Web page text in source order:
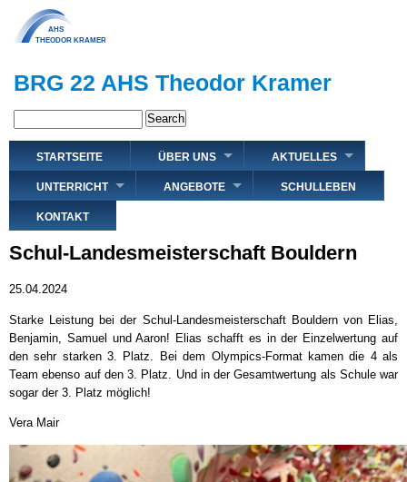
zum
Inhalt
BRG 22 AHS Theodor Kramer
Hauptnavigation
STARTSEITE ÜBER UNS AKTUELLES
UNTERRICHT ANGEBOTE SCHULLEBEN
KONTAKT
Schul-Landesmeisterschaft Bouldern
25.04.2024
Starke Leistung bei der Schul-Landesmeisterschaft Bouldern von Elias,
Benjamin, Samuel und Aaron! Elias schafft es in der Einzelwertung auf
den sehr starken 3. Platz. Bei dem Olympics-Format kamen die 4 als
Team ebenso auf den 3. Platz. Und in der Gesamtwertung als Schule war
sogar der 3. Platz möglich!
Vera Mair